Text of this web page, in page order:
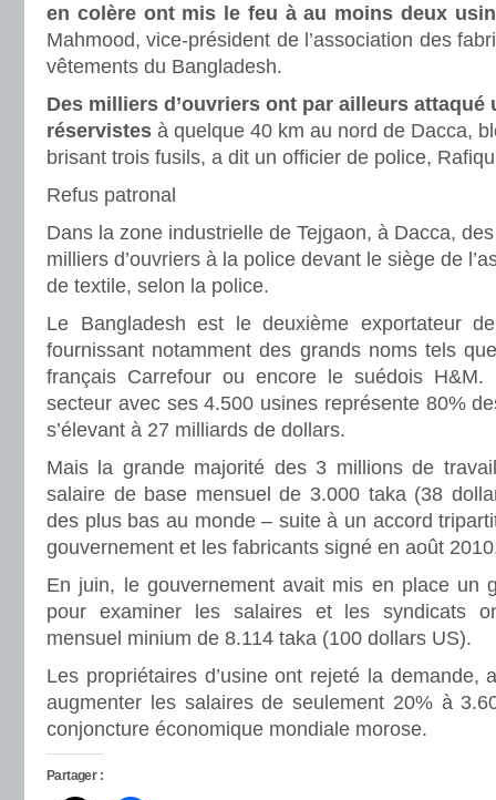
en colère ont mis le feu à au moins deux
Mahmood, vice-président de l’association des
vêtements du Bangladesh.
Des milliers d’ouvriers ont par ailleurs attaqué
réservistes à quelque 40 km au nord de Dacca,
brisant trois fusils, a dit un officier de police,
Refus patronal
Dans la zone industrielle de Tejgaon, à Dacca,
milliers d’ouvriers à la police devant le siège de
de textile, selon la police.
Le Bangladesh est le deuxième exportateur
fournissant notamment des grands noms tels
français Carrefour ou encore le suédois H&M.
secteur avec ses 4.500 usines représente 80%
s’élevant à 27 milliards de dollars.
Mais la grande majorité des 3 millions de
salaire de base mensuel de 3.000 taka (38
des plus bas au monde – suite à un accord
gouvernement et les fabricants signé en août
En juin, le gouvernement avait mis en place un
pour examiner les salaires et les syndicats
mensuel minium de 8.114 taka (100 dollars US).
Les propriétaires d’usine ont rejeté la demande,
augmenter les salaires de seulement 20% à
conjoncture économique mondiale morose.
Partager :